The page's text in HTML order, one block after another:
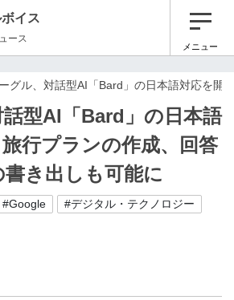
ボイス
ース
メニュー
グル、対話型AI「Bard」の日本語対応を開
型AI「Bard」の日本語
行プランの作成、回答
き出しも可能に
#Google #デジタル・テクノロジー